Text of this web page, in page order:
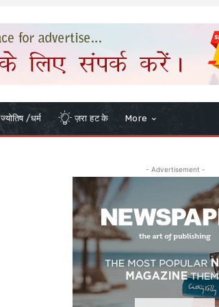
ज्योतिष /धर्म ज़रा हट के More
- Advertisement -